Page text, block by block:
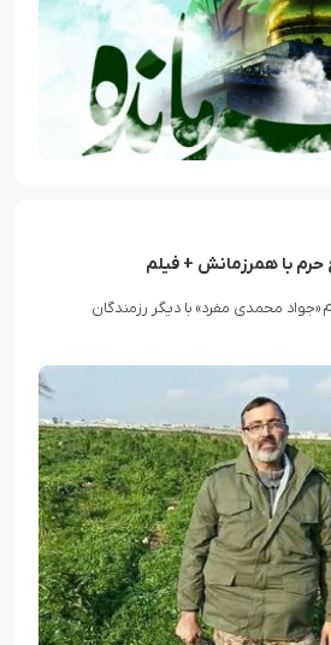
با همرزمانش + فیلم
محمدی مفرد» با دیگر رزمندگان